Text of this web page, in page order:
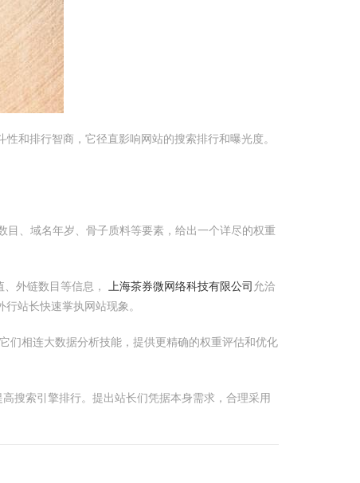
和排行智商，它径直影响网站的搜索排行和曝光度。
目、域名年岁、骨子质料等要素，给出一个详尽的权重
外链数目等信息， 上海茶券微网络科技有限公司 允洽
行站长快速掌执网站现象。
们相连大数据分析技能，提供更精确的权重评估和优化
搜索引擎排行。提出站长们凭据本身需求，合理采用